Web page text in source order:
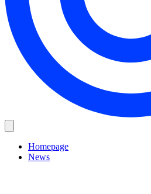
Homepage
News